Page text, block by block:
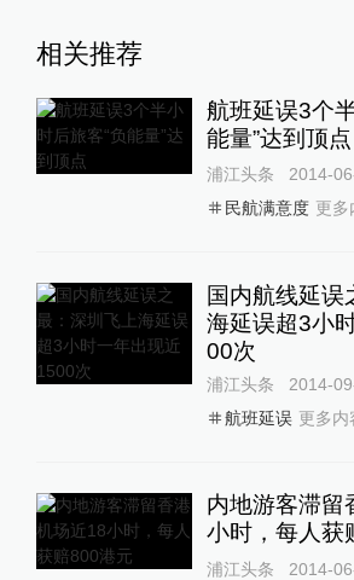
相关推荐
航班延误3个
能量”达到顶点
浦江头条
2014-
民航满意度 更多
国内航线延误
海延误超3小
00次
浦江头条
2014-
航班延误 更多内
内地游客滞留
小时，每人获
浦江头条
2014-